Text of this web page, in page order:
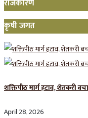
राजकारण
कृषी जगत
शक्तिपीठ मार्ग हटाव, शेतकरी
April 28, 2026